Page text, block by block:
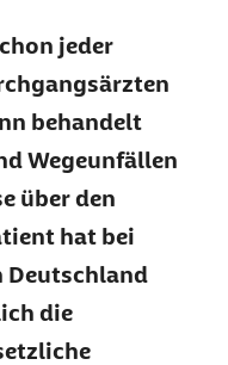
jeder
behandelt
Wegeunfällen
über den
hat bei
Deutschland
die